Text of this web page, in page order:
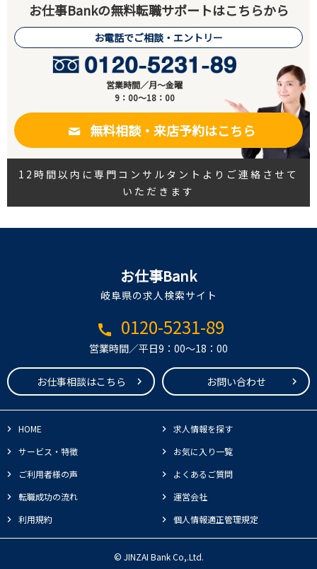
お仕事Bankの無料転職サポートはこちらから
お電話でご相談・エントリー
営業時間／月～金曜
9：00～18：00
無料相談・来店予約はこちら
12時間以内に専門コンサルタントよりご連絡させて
いただきます
お仕事Bank
岐阜県の求人検索サイト
call 0120-5231-89
営業時間／平日9：00～18：00
お仕事相談はこちら お問い合わせ
HOME
求人情報を探す
サービス・特徴
お気に入り一覧
ご利用者様の声
よくあるご質問
転職成功の流れ
運営会社
利用規約
個人情報適正管理規定
© JINZAI Bank Co,.Ltd.